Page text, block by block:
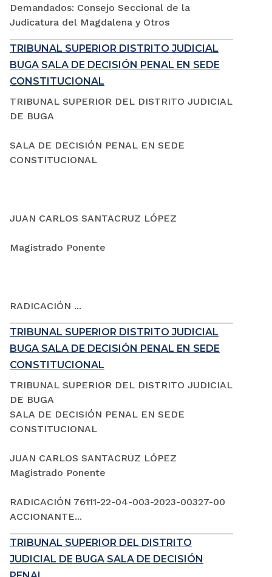
Demandados: Consejo Seccional de la
Judicatura del Magdalena y Otros
TRIBUNAL SUPERIOR DISTRITO JUDICIAL
BUGA SALA DE DECISIÓN PENAL EN SEDE
CONSTITUCIONAL
TRIBUNAL SUPERIOR DEL DISTRITO JUDICIAL
DE BUGA
SALA DE DECISIÓN PENAL EN SEDE
CONSTITUCIONAL
JUAN CARLOS SANTACRUZ LÓPEZ
Magistrado Ponente
RADICACIÓN ...
TRIBUNAL SUPERIOR DISTRITO JUDICIAL
BUGA SALA DE DECISIÓN PENAL EN SEDE
CONSTITUCIONAL
TRIBUNAL SUPERIOR DEL DISTRITO JUDICIAL
DE BUGA
SALA DE DECISIÓN PENAL EN SEDE
CONSTITUCIONAL
JUAN CARLOS SANTACRUZ LÓPEZ
Magistrado Ponente
RADICACIÓN 76111-22-04-003-2023-00327-00
ACCIONANTE...
TRIBUNAL SUPERIOR DEL DISTRITO
JUDICIAL DE BUGA SALA DE DECISIÓN